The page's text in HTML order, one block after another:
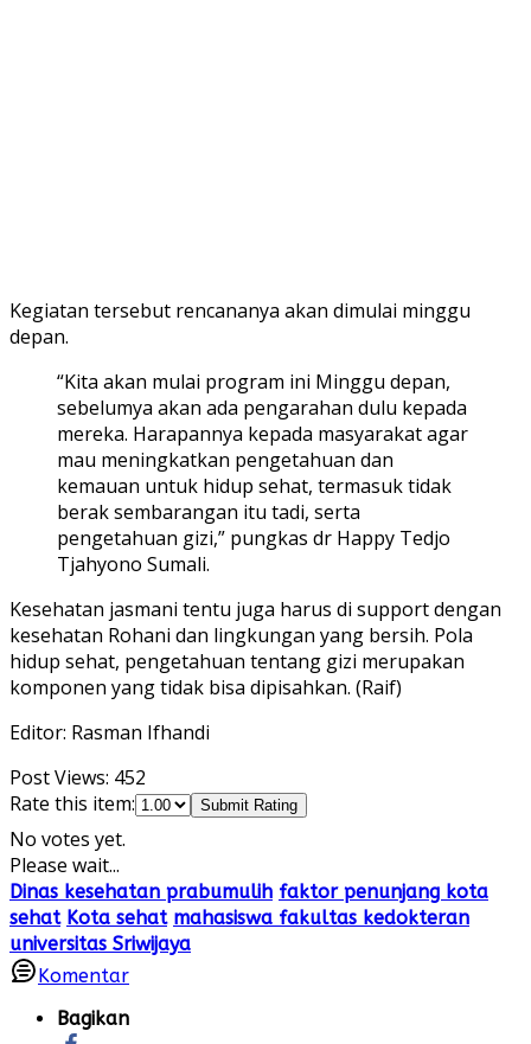
Kegiatan tersebut rencananya akan dimulai minggu
depan.
“Kita akan mulai program ini Minggu depan,
sebelumya akan ada pengarahan dulu kepada
mereka. Harapannya kepada masyarakat agar
mau meningkatkan pengetahuan dan
kemauan untuk hidup sehat, termasuk tidak
berak sembarangan itu tadi, serta
pengetahuan gizi,” pungkas dr Happy Tedjo
Tjahyono Sumali.
Kesehatan jasmani tentu juga harus di support dengan
kesehatan Rohani dan lingkungan yang bersih. Pola
hidup sehat, pengetahuan tentang gizi merupakan
komponen yang tidak bisa dipisahkan. (Raif)
Editor: Rasman Ifhandi
Post Views: 452
Rate this item:
Submit Rating
No votes yet.
Please wait...
Dinas kesehatan prabumulih faktor penunjang kota
sehat Kota sehat mahasiswa fakultas kedokteran
universitas Sriwijaya
Komentar
Bagikan